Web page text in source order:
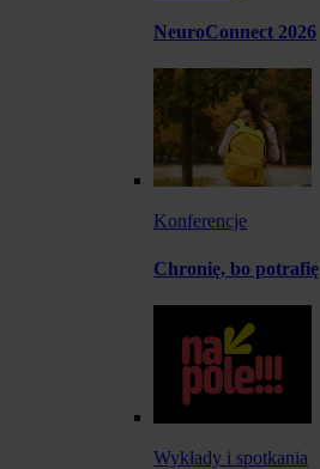
NeuroConnect 2026
Konferencje
Chronię, bo potrafię
Wykłady i spotkania